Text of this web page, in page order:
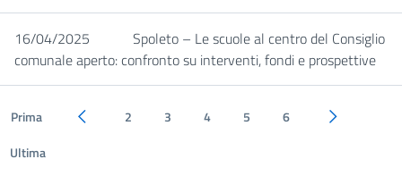
16/04/2025
Spoleto – Le scuole al centro del Consiglio
comunale aperto: confronto su interventi, fondi e prospettive
Prima Pagina precedente
2 3 4 5 6
Pagina
Ultima